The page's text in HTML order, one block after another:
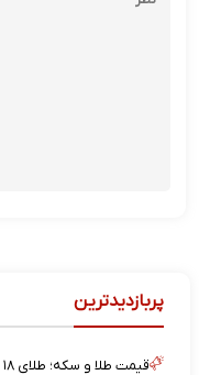
پربازدیدترین